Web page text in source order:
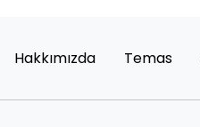
Hakkımızda Temas